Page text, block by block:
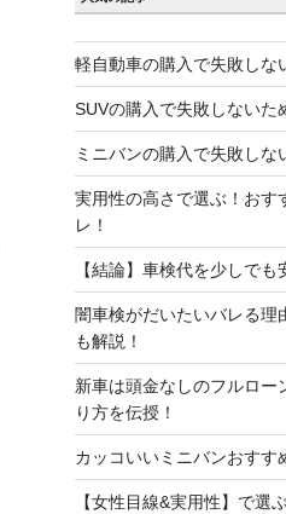
軽自動車の購入で失敗しな
SUVの購入で失敗しないた
ミニバンの購入で失敗しな
実用性の高さで選ぶ！おす
レ！
【結論】車検代を少しで
闇車検がだいたいバレる理
も解説！
新車は頭金なしのフルロー
り方を伝授！
カッコいいミニバンおすす
【女性目線&実用性】で選